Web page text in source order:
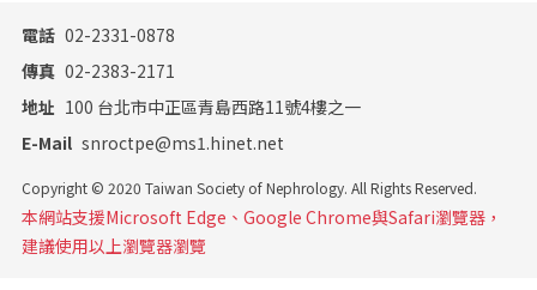
電話 02-2331-0878
傳真 02-2383-2171
地址 100 台北市中正區青島西路11號4樓之一
E-Mail snroctpe@ms1.hinet.net
Copyright © 2020 Taiwan Society of Nephrology. All Rights Reserved.
本網站支援Microsoft Edge、Google Chrome與Safari瀏覽器，
建議使用以上瀏覽器瀏覽